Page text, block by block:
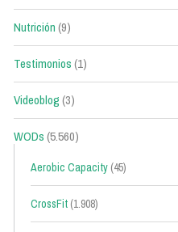
Nutrición(9)
Testimonios(1)
Videoblog(3)
WODs(5.560)
Aerobic Capacity (45)
CrossFit (1.908)